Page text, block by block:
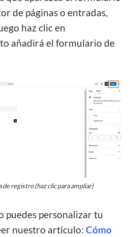
de páginas o entradas,
haz clic en
añadirá el formulario de
de registro (haz clic para ampliar)
puedes personalizar tu
nuestro artículo: Cómo